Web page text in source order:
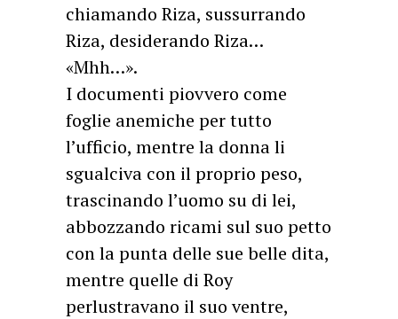
chiamando Riza, sussurrando
Riza, desiderando Riza…
«Mhh…».
I documenti piovvero come
foglie anemiche per tutto
l’ufficio, mentre la donna li
sgualciva con il proprio peso,
trascinando l’uomo su di lei,
abbozzando ricami sul suo petto
con la punta delle sue belle dita,
mentre quelle di Roy
perlustravano il suo ventre,